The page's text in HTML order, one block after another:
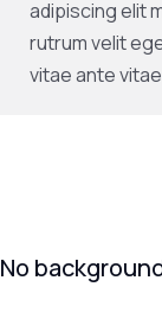
adipiscing elit
rutrum velit
vitae ante
No